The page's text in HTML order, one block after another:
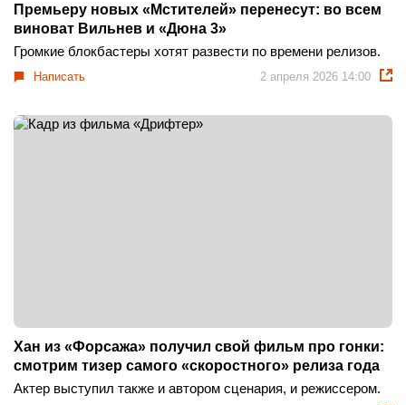
Премьеру новых «Мстителей» перенесут: во всем
виноват Вильнев и «Дюна 3»
Громкие блокбастеры хотят развести по времени релизов.
Написать 2 апреля 2026 14:00
Хан из «Форсажа» получил свой фильм про гонки:
смотрим тизер самого «скоростного» релиза года
Актер выступил также и автором сценария, и режиссером.